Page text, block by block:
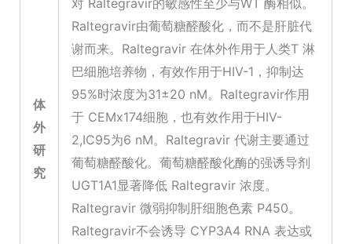
体
外
研
究
Raltegravir由葡萄糖醛酸化，而不是肝脏代
谢而来。Raltegravir 在体外作用于人类T 淋
巴细胞培养物，有效作用于HIV-1，抑制达
95%时浓度为31±20 nM。Raltegravir作用
于 CEMx174细胞，也有效作用于HIV-
2,IC95为6 nM。Raltegravir 代谢主要通过
葡萄糖醛酸化。葡萄糖醛酸化酶的强诱导剂
UGT1A1显著降低 Raltegravir 浓度。
Raltegravir 微弱抑制肝细胞色素 P450。
Raltegravir不会诱导 CYP3A4 RNA 表达或